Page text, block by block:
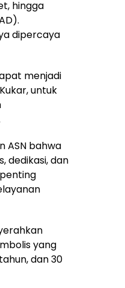
hingga
dipercaya
menjadi
untuk
ASN bahwa
dedikasi, dan
yang
dan 30